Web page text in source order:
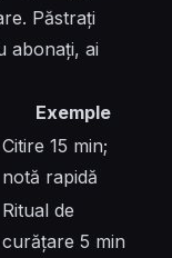
Păstrați
abonați, ai
Exemple
Citire 15 min;
notă rapidă
Ritual de
curățare 5 min